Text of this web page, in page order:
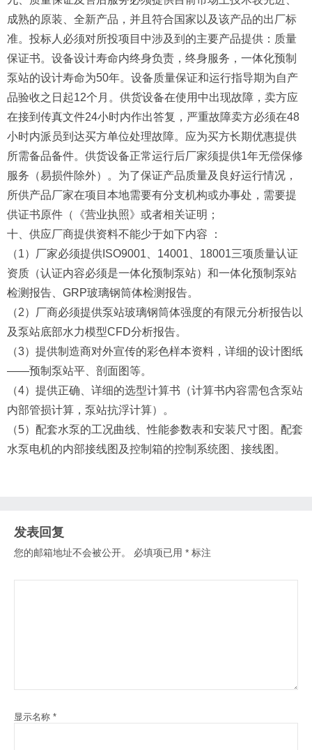
成熟的原装、全新产品，并且符合国家以及该产品的出厂标
准。投标人必须对所投项目中涉及到的主要产品提供：质量
保证书。设备设计寿命内终身负责，终身服务，一体化预制
泵站的设计寿命为50年。设备质量保证和运行指导期为自产
品验收之日起12个月。供货设备在使用中出现故障，卖方应
在接到传真文件24小时内作出答复，严重故障卖方必须在48
小时内派员到达买方单位处理故障。应为买方长期优惠提供
所需备品备件。供货设备正常运行后厂家须提供1年无偿保修
服务（易损件除外）。为了保证产品质量及良好运行情况，
所供产品厂家在项目本地需要有分支机构或办事处，需要提
供证书原件（《营业执照》或者相关证明；
十、供应厂商提供资料不能少于如下内容 ：
（1）厂家必须提供ISO9001、14001、18001三项质量认证
资质（认证内容必须是一体化预制泵站）和一体化预制泵站
检测报告、GRP玻璃钢筒体检测报告。
（2）厂商必须提供泵站玻璃钢筒体强度的有限元分析报告以
及泵站底部水力模型CFD分析报告。
（3）提供制造商对外宣传的彩色样本资料，详细的设计图纸
——预制泵站平、剖面图等。
（4）提供正确、详细的选型计算书（计算书内容需包含泵站
内部管损计算，泵站抗浮计算）。
（5）配套水泵的工况曲线、性能参数表和安装尺寸图。配套
水泵电机的内部接线图及控制箱的控制系统图、接线图。
发表回复
您的邮箱地址不会被公开。 必填项已用 * 标注
显示名称 *